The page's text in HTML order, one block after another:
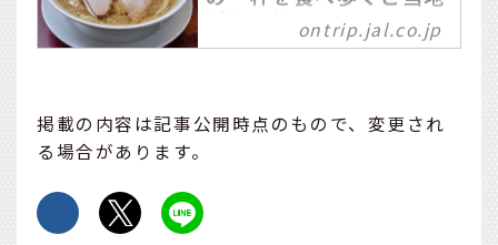
点とする歴史、文化、商
業、交流、暮らし、学びが
市内に訪れたらお散歩がて
中華そばの外食費ランキン
計調査／2022年2月発
ontrip.jal.co.jp
掲載の内容は記事公開時点のもので、変更され
る場合があります。